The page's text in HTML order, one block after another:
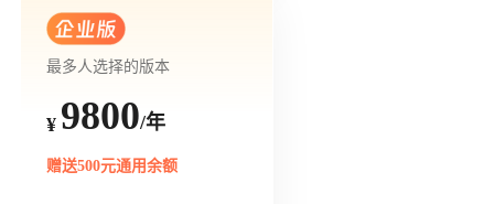
最多人选择的版本
¥ 9800/年
赠送500元通用余额